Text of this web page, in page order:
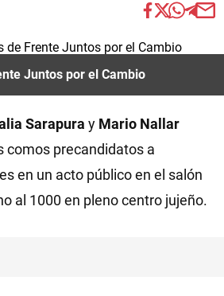
Juntos por el Cambio
Sarapura y Mario Nallar
comos precandidatos a
en un acto público en el salón
al 1000 en pleno centro jujeño.